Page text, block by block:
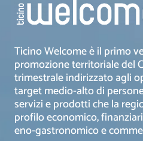
Ticino Welcome è il primo
promozione territoriale del
trimestrale indirizzato agli
target medio-alto di
servizi e prodotti che la
profilo economico,
eno-gastronomico e